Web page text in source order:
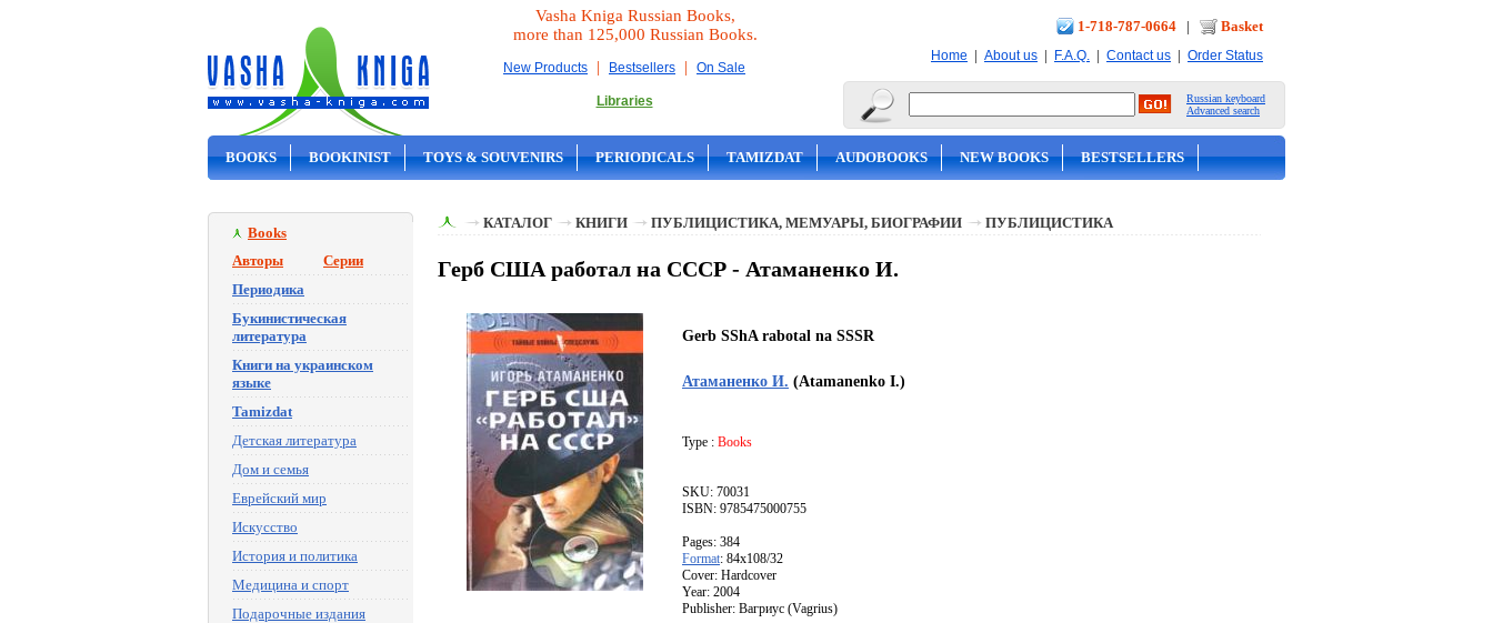
Vasha Kniga Russian Books,
more than 125,000 Russian Books.
New Products | Bestsellers | On Sale
Libraries
1-718-787-0664 | Basket
Home | About us | F.A.Q. | Contact us | Order Status
Russian keyboard
Advanced search
BOOKS BOOKINIST TOYS & SOUVENIRS PERIODICALS TAMIZDAT AUDOBOOKS NEW BOOKS BESTSELLERS
Books
Авторы
Серии
Периодика
Букинистическая
литература
Книги на украинском
языке
Tamizdat
Детская литература
Дом и семья
Еврейский мир
Искусство
История и политика
Медицина и спорт
Подарочные издания
КАТАЛОГ КНИГИ ПУБЛИЦИСТИКА, МЕМУАРЫ, БИОГРАФИИ ПУБЛИЦИСТИКА
Герб США работал на СССР - Атаманенко И.
Gerb SShA rabotal na SSSR
Атаманенко И. (Atamanenko I.)
Type : Books
SKU: 70031
ISBN: 9785475000755
Pages: 384
Format: 84x108/32
Cover: Hardcover
Year: 2004
Publisher: Вагриус (Vagrius)